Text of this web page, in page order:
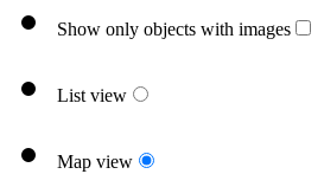
Show only objects with images
List view
Map view